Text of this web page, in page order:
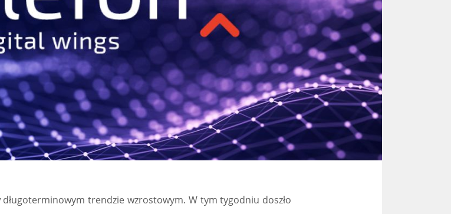
trendzie wzrostowym. W tym tygodniu doszło